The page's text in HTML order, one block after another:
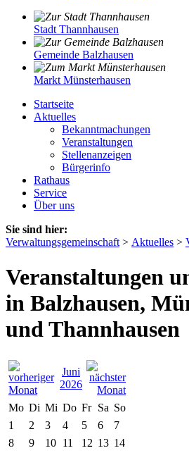
Stadt Thannhausen
Gemeinde Balzhausen
Markt Münsterhausen
Startseite
Aktuelles
Bekanntmachungen
Veranstaltungen
Stellenanzeigen
Bürgerinfo
Rathaus
Service
Über uns
Sie sind hier:
Verwaltungsgemeinschaft > Aktuelles >
Veranstaltungen
in Balzhausen,
und Thannhausen
Juni
2026
Mo Di Mi Do Fr Sa So
1
2 3 4 5 6
7
8
9 10 11 12 13 14